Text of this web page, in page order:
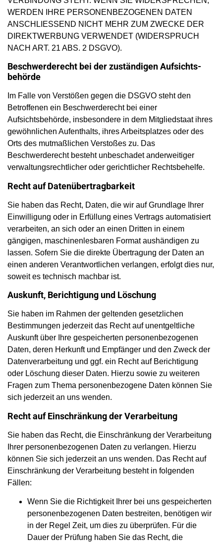
WERDEN IHRE PERSONENBEZOGENEN DATEN
ANSCHLIESSEND NICHT MEHR ZUM ZWECKE DER
DIREKTWERBUNG VERWENDET (WIDERSPRUCH
NACH ART. 21 ABS. 2 DSGVO).
Beschwerde­recht bei der zuständigen Aufsichts­
behörde
Im Falle von Verstößen gegen die DSGVO steht den
Betroffenen ein Beschwerderecht bei einer
Aufsichtsbehörde, insbesondere in dem Mitgliedstaat ihres
gewöhnlichen Aufenthalts, ihres Arbeitsplatzes oder des
Orts des mutmaßlichen Verstoßes zu. Das
Beschwerderecht besteht unbeschadet anderweitiger
verwaltungsrechtlicher oder gerichtlicher Rechtsbehelfe.
Recht auf Daten­übertrag­barkeit
Sie haben das Recht, Daten, die wir auf Grundlage Ihrer
Einwilligung oder in Erfüllung eines Vertrags automatisiert
verarbeiten, an sich oder an einen Dritten in einem
gängigen, maschinenlesbaren Format aushändigen zu
lassen. Sofern Sie die direkte Übertragung der Daten an
einen anderen Verantwortlichen verlangen, erfolgt dies nur,
soweit es technisch machbar ist.
Auskunft, Berichtigung und Löschung
Sie haben im Rahmen der geltenden gesetzlichen
Bestimmungen jederzeit das Recht auf unentgeltliche
Auskunft über Ihre gespeicherten personenbezogenen
Daten, deren Herkunft und Empfänger und den Zweck der
Datenverarbeitung und ggf. ein Recht auf Berichtigung
oder Löschung dieser Daten. Hierzu sowie zu weiteren
Fragen zum Thema personenbezogene Daten können Sie
sich jederzeit an uns wenden.
Recht auf Einschränkung der Verarbeitung
Sie haben das Recht, die Einschränkung der Verarbeitung
Ihrer personenbezogenen Daten zu verlangen. Hierzu
können Sie sich jederzeit an uns wenden. Das Recht auf
Einschränkung der Verarbeitung besteht in folgenden
Fällen:
Wenn Sie die Richtigkeit Ihrer bei uns gespeicherten
personenbezogenen Daten bestreiten, benötigen wir
in der Regel Zeit, um dies zu überprüfen. Für die
Dauer der Prüfung haben Sie das Recht, die